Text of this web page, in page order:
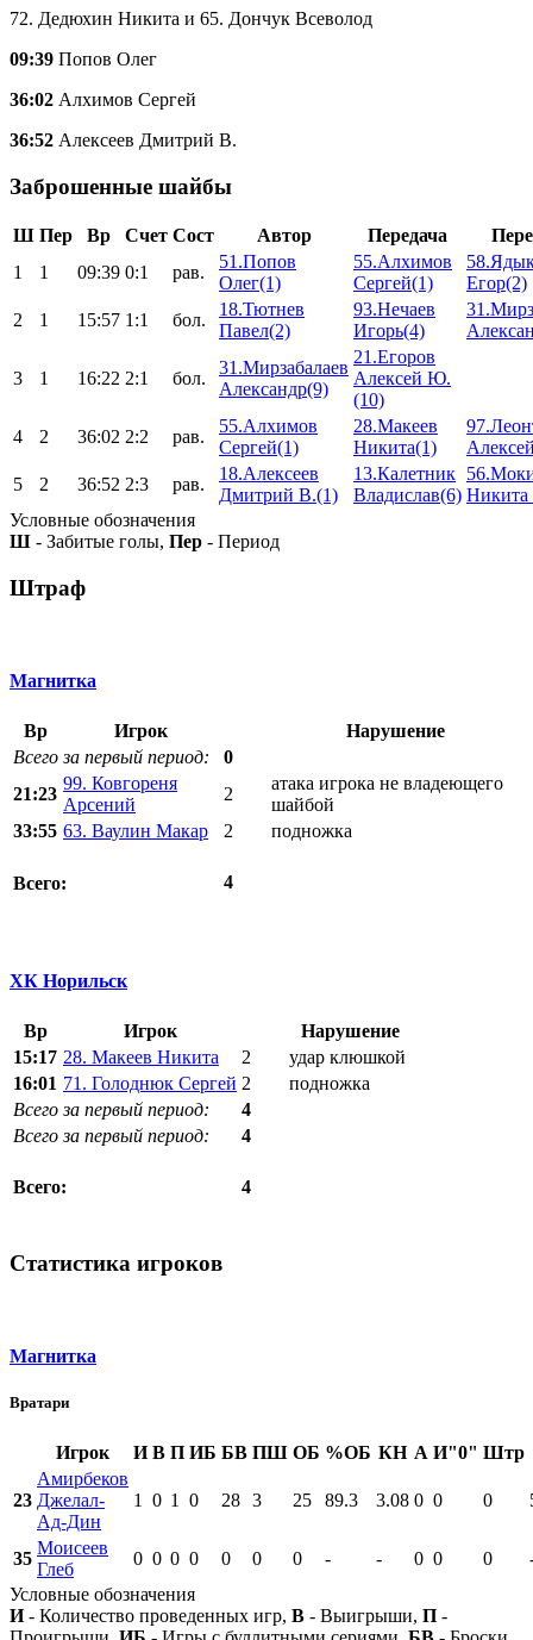
72. Дедюхин Никита и 65. Дончук Всеволод
09:39 Попов Олег
36:02 Алхимов Сергей
36:52 Алексеев Дмитрий В.
Заброшенные шайбы
Ш Пер Вр Счет Сост Автор Передача
1
1 09:39 0:1 рав.
51.Попов
Олег(1)
55.Алхимов
Сергей(1)
Егор(2)
2
1 15:57 1:1 бол.
18.Тютнев
Павел(2)
93.Нечаев
Игорь(4)
3 1 16:22 2:1 бол.
31.Мирзабалаев
Александр(9)
21.Егоров
Алексей Ю.
(10)
4
2 36:02 2:2 рав.
55.Алхимов
Сергей(1)
28.Макеев
Никита(1)
5
2 36:52 2:3 рав.
18.Алексеев
Дмитрий В.(1)
13.Калетник
Владислав(6) Никита
Условные обозначения
Ш - Забитые голы, Пер - Период
Штраф
Магнитка
Вр Игрок
Нарушение
Всего за первый период:
0
21:23
99. Ковгореня
Арсений
2
атака игрока не владеющего
шайбой
33:55 63. Ваулин Макар 2 подножка
Всего: 4
ХК Норильск
Вр Игрок
Нарушение
15:17 28. Макеев Никита 2
удар клюшкой
16:01 71. Голоднюк Сергей 2
подножка
Всего за первый период:
4
Всего за первый период:
4
Всего: 4
Статистика игроков
Магнитка
Вратари
Игрок И В П ИБ БВ ПШ ОБ %ОБ КН А И"0" Штр
23
Амирбеков
Джелал-
Ад-Дин
1 0 1 0 28 3 25 89.3 3.08 0 0 0
35
Моисеев
Глеб
0 0 0 0 0 0 0 - - 0 0 0
Условные обозначения
И- Количество проведенных игр, В - Выигрыши, П -